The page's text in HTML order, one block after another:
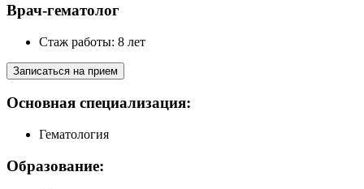
Врач-гематолог
Стаж работы: 8 лет
Записаться на прием
Основная специализация:
Гематология
Образование: